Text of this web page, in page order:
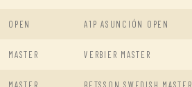
OPEN A1P ASUNCIÓN OPEN
MASTER VERBIER MASTER
MASTER BETSSON SWEDISH MASTER